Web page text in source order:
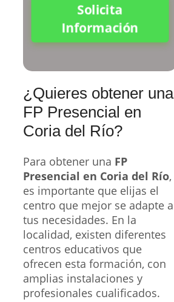
Solicita
Información
¿Quieres obtener una
FP Presencial en
Coria del Río?
Para obtener una FP
Presencial en Coria del Río,
es importante que elijas el
centro que mejor se adapte a
tus necesidades. En la
localidad, existen diferentes
centros educativos que
ofrecen esta formación, con
amplias instalaciones y
profesionales cualificados.